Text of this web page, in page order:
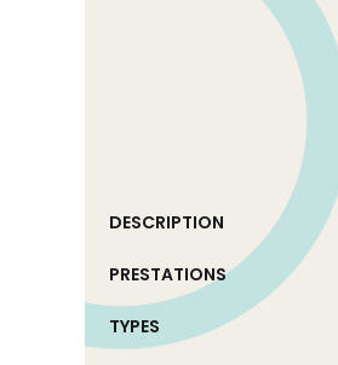
DESCRIPTION
PRESTATIONS
TYPES